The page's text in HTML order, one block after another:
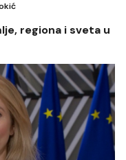
regiona i sveta u